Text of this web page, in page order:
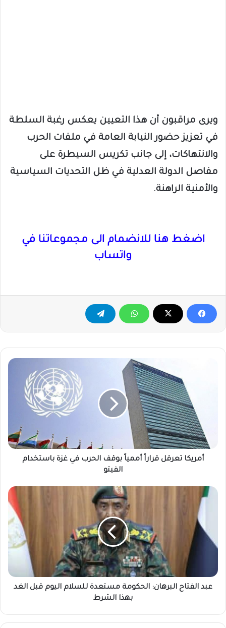
ويرى مراقبون أن هذا التعيين يعكس رغبة السلطة
في تعزيز حضور النيابة العامة في ملفات الحرب
والانتهاكات، إلى جانب تكريس السيطرة على
مفاصل الدولة العدلية في ظل التحديات السياسية
والأمنية الراهنة.
اضغط هنا للانضمام الى مجموعاتنا في
واتساب
باستخدام
أمريكا تعرقل قراراً أممياً بوقف الحرب في غزة باستخدام
الفيتو
عبد
البرهان:
الحكومة
مستعدة
للسلام
الغد
بهذا
عبد الفتاح البرهان: الحكومة مستعدة للسلام اليوم قبل الغد
بهذا الشرط